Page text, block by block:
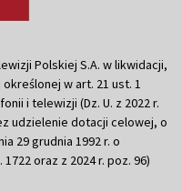
Polskiej S.A. w likwidacji,
w art. 21 ust. 1
i telewizji (Dz. U. z 2022 r.
udzielenie dotacji celowej, o
29 grudnia 1992 r. o
oraz z 2024 r. poz. 96)